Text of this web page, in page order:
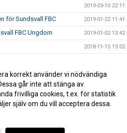
2019-03-10 22:11
för Sundsvall FBC 2019-01-22 11:41
FBC Ungdom 2019-01-02 13:42
2018-11-15 13:02
2018-09-21 14:24
2018-06-30 11:59
korrekt använder vi nödvändiga
går inte att stänga av.
frivilliga cookies, t.ex. för statistik
själv om du vill acceptera dessa.